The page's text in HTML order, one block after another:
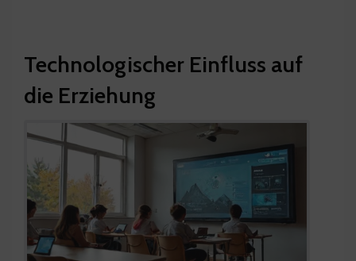
Technologischer Einfluss auf
die Erziehung